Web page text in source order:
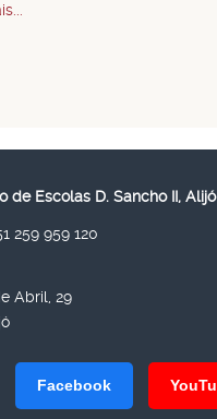
de Escolas D. Sancho II, Alijó
259 959 120
Abril, 29
Facebook